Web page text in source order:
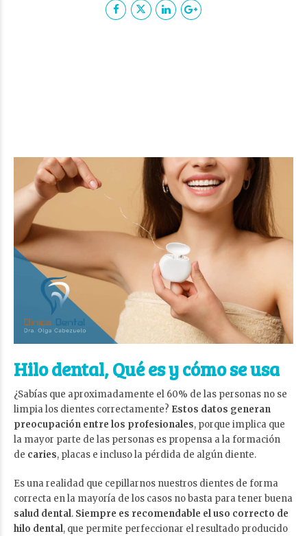
Hilo dental, Qué es y cómo se usa
¿Sabías que aproximadamente el 60% de las personas no se
limpia los dientes correctamente? Estos datos generan
preocupación entre los profesionales, porque implica que
la mayor parte de las personas es propensa a la formación
de caries, placas e incluso la pérdida de algún diente.
Es una realidad que cepillarnos nuestros dientes de forma
correcta en la mayoría de los casos no basta para tener buena
salud dental. Siempre es recomendable el uso correcto de
hilo dental, que permite perfeccionar el resultado producido